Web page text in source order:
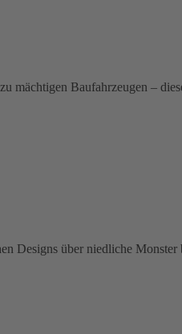
mächtigen Baufahrzeugen –
Designs über niedliche Monster